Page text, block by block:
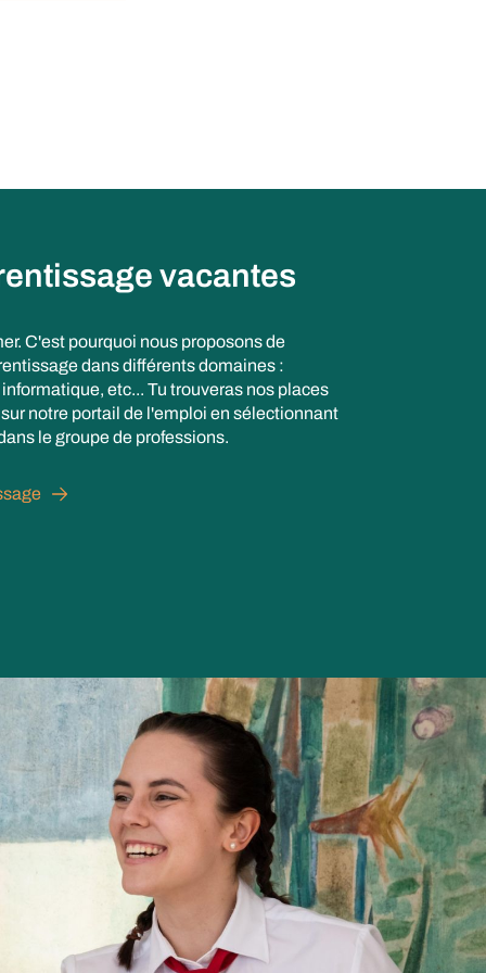
vacantes
C'est pourquoi nous proposons de
dans différents domaines :
etc... Tu trouveras nos places
notre portail de l'emploi en sélectionnant
le groupe de professions.